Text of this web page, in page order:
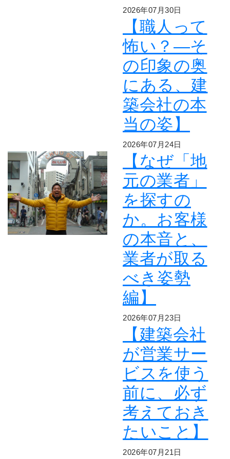
2026年07月30日
【職人って
怖い？―そ
の印象の奥
にある、建
築会社の本
当の姿】
2026年07月24日
【なぜ「地
元の業者」
を探すの
か。お客様
の本音と、
業者が取る
べき姿勢
編】
2026年07月23日
【建築会社
が営業サー
ビスを使う
前に、必ず
考えておき
たいこと】
2026年07月21日